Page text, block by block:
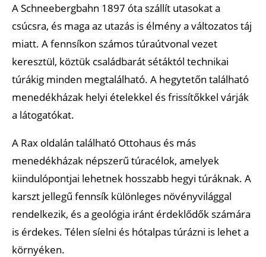
A Schneebergbahn 1897 óta szállít utasokat a
csúcsra, és maga az utazás is élmény a változatos táj
miatt. A fennsíkon számos túraútvonal vezet
keresztül, köztük családbarát sétáktól technikai
túrákig minden megtalálható. A hegytetőn található
menedékházak helyi ételekkel és frissítőkkel várják
a látogatókat.
A Rax oldalán található Ottohaus és más
menedékházak népszerű túracélok, amelyek
kiindulópontjai lehetnek hosszabb hegyi túráknak. A
karszt jellegű fennsík különleges növényvilággal
rendelkezik, és a geológia iránt érdeklődők számára
is érdekes. Télen síelni és hótalpas túrázni is lehet a
környéken.